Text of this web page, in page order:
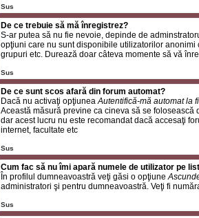
Sus
De ce trebuie să mă înregistrez?
S-ar putea să nu fie nevoie, depinde de
opţiuni care nu sunt disponibile utilizatorilor
grupuri etc. Durează doar câteva momente să vă
Sus
De ce sunt scos afară din forum automat?
Dacă nu activaţi opţiuneaAutentifică-mă automat la
Această măsură previne ca cineva să se
dar acest lucru nu este recomandat dacă accesaţi
internet, facultate etc
Sus
Cum fac să nu îmi apară numele de utilizator pe
În profilul dumneavoastră veţi găsi o opţiune
administratori şi pentru dumneavoastră. Veţi fi
Sus